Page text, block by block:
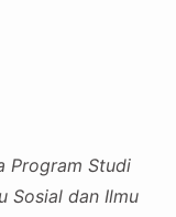
Program Studi
Sosial dan Ilmu